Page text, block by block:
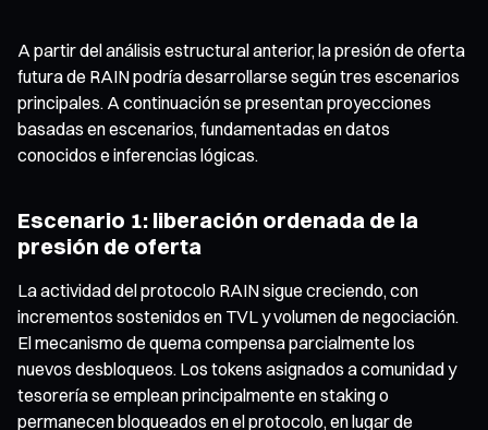
A partir del análisis estructural anterior, la presión de oferta
futura de RAIN podría desarrollarse según tres escenarios
principales. A continuación se presentan proyecciones
basadas en escenarios, fundamentadas en datos
conocidos e inferencias lógicas.
Escenario 1: liberación ordenada de la
presión de oferta
La actividad del protocolo RAIN sigue creciendo, con
incrementos sostenidos en TVL y volumen de negociación.
El mecanismo de quema compensa parcialmente los
nuevos desbloqueos. Los tokens asignados a comunidad y
tesorería se emplean principalmente en staking o
permanecen bloqueados en el protocolo, en lugar de